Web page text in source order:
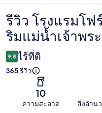
รีวิว
รีวิว โรงแรมโ
ริมแม่น้ำเจ้าพร
9.8 ไร้ที่ติ
365 รีวิว
10
ความสะอาด สิ่งอำน